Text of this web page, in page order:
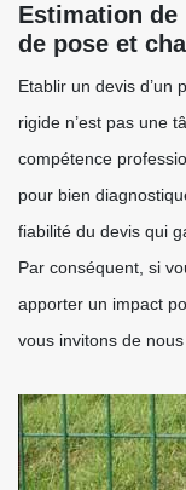
Estimation de
de pose et
Etablir un devis d’un
rigide n’est pas une
compétence
pour bien
fiabilité du devis qui
Par conséquent, si
apporter un impact
vous invitons de